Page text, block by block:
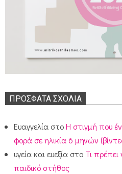
ΠΡΌΣΦΑΤΑ ΣΧΌΛΙΑ
Ευαγγελία στοΗ στιγμή που
φορά σε ηλικία 6 μηνών
υγεία και ευεξία στο Τι
παιδικό στήθος